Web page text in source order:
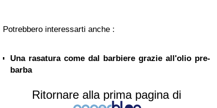
Potrebbero interessarti anche :
Una rasatura come dal barbiere grazie all'olio pre-
barba
Ritornare alla prima pagina di